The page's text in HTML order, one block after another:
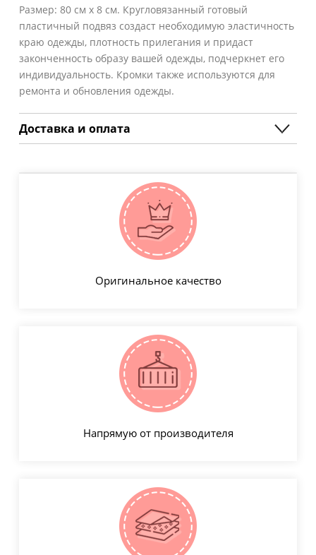
Размер: 80 см х 8 см. Кругловязанный готовый
пластичный подвяз создаст необходимую эластичность
краю одежды, плотность прилегания и придаст
законченность образу вашей одежды, подчеркнет его
индивидуальность. Кромки также используются для
ремонта и обновления одежды.
Доставка и оплата
Оригинальное качество
Напрямую от производителя